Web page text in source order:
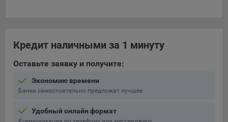
Кредит наличными за 1 минуту
Оставьте заявку и получите:
Экономию времени
Банки самостоятельно предложат лучшее
Удобный онлайн формат